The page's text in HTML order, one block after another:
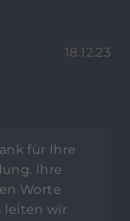
18.12.23
für Ihre
Ihre
Worte
leiten wir